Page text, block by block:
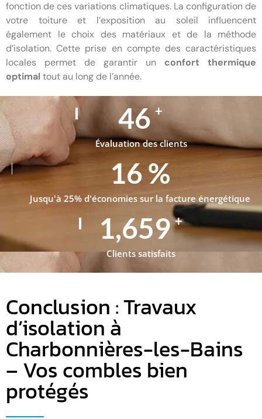
fonction de ces variations climatiques. La configuration de
votre toiture et l’exposition au soleil influencent
également le choix des matériaux et de la méthode
d’isolation. Cette prise en compte des caractéristiques
locales permet de garantir un confort thermique
optimaltout au long de l’année.
70 +
Évaluation des clients
25%
Jusqu'à 25% d'économies sur la facture énergétique
2,500 +
Clients satisfaits
Conclusion : Travaux
d’isolation à
Charbonnières-les-Bains
– Vos combles bien
protégés